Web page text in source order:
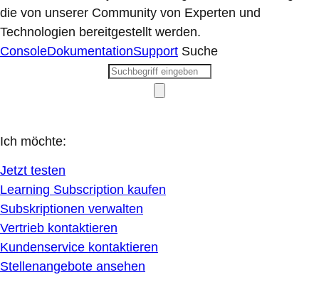
die von unserer Community von Experten und
Technologien bereitgestellt werden.
ConsoleDokumentationSupport Suche
Ich möchte:
Jetzt testen
Learning Subscription kaufen
Subskriptionen verwalten
Vertrieb kontaktieren
Kundenservice kontaktieren
Stellenangebote ansehen